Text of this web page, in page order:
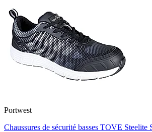
Portwest
Chaussures de sécurité basses TOVE Steelite